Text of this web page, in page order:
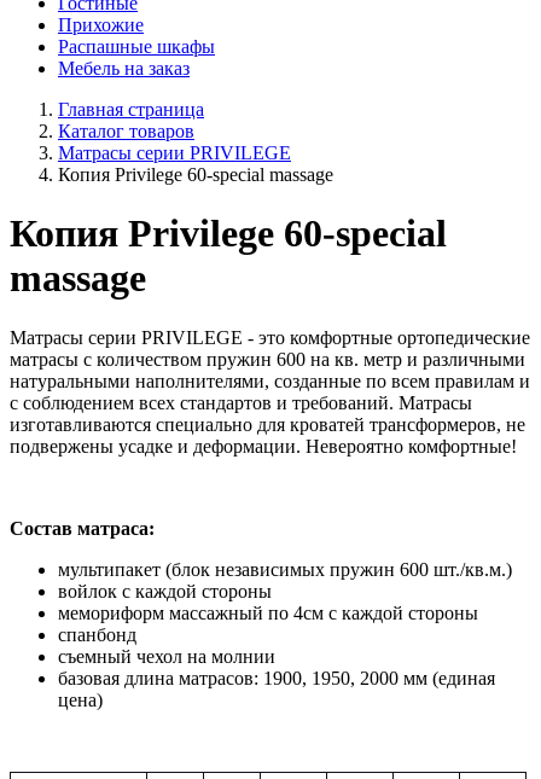
Прихожие
Распашные шкафы
Мебель на заказ
Главная страница
Каталог товаров
Матрасы серии PRIVILEGE
Копия Privilege 60-special massage
Копия Privilege 60-special
massage
Матрасы серии PRIVILEGE - это комфортные ортопедические
матрасы с количеством пружин 600 на кв. метр и различными
натуральными наполнителями, созданные по всем правилам и
с соблюдением всех стандартов и требований. Матрасы
изготавливаются специально для кроватей трансформеров, не
подвержены усадке и деформации. Невероятно комфортные!
Состав матраса:
мультипакет (блок независимых пружин 600 шт./кв.м.)
войлок с каждой стороны
мемориформ массажный по 4см с каждой стороны
спанбонд
съемный чехол на молнии
базовая длина матрасов: 1900, 1950, 2000 мм (единая
цена)